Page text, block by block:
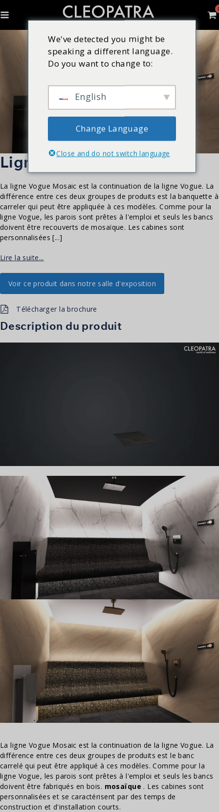
Ligne Vogue Mosaic
La ligne Vogue Mosaic est la continuation de la ligne Vogue. La
différence entre ces deux groupes de produits est la banquette à
carreler qui peut être appliquée à ces modèles. Comme pour la
ligne Vogue, les parois sont prêtes à l'emploi et seuls les bancs
doivent être recouverts de mosaïque. Les cabines sont
personnalisées [...]
Lire la suite...
Voir ce produit dans notre salle d'exposition
Télécharger la brochure
Description du produit
La ligne Vogue Mosaic est la continuation de la ligne Vogue. La
différence entre ces deux groupes de produits est le banc
carrelé qui peut être appliqué à ces modèles. Comme pour la
ligne Vogue, les parois sont prêtes à l'emploi et seuls les bancs
doivent être fabriqués en bois. mosaïque . Les cabines sont
personnalisées et se caractérisent par des temps de
construction et d'installation courts.
We've detected you might be
speaking a different language.
Do you want to change to:
English
Change Language
Close and do not switch language